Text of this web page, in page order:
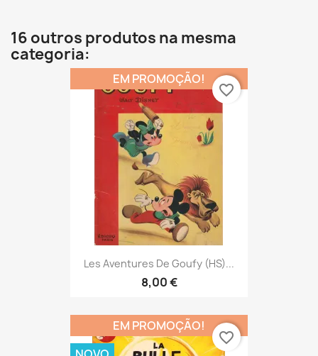
16 outros produtos na mesma
categoria:
Les Aventures De Goufy (HS)...
8,00 €
EM PROMOÇÃO!
favorite_border
EM PROMOÇÃO!
favorite_border